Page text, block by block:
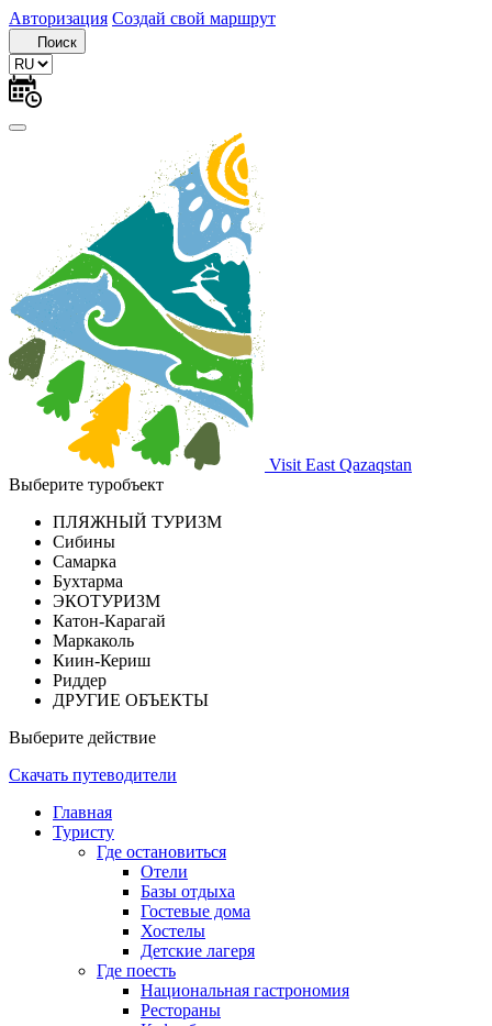
Авторизация Создай свой маршрут
Поиск
Visit East Qazaqstan
Выберите туробъект
ПЛЯЖНЫЙ ТУРИЗМ
Сибины
Самарка
Бухтарма
ЭКОТУРИЗМ
Катон-Карагай
Маркаколь
Киин-Кериш
Риддер
ДРУГИЕ ОБЪЕКТЫ
Выберите действие
Скачать путеводители
Главная
Туристу
Где остановиться
Отели
Базы отдыха
Гостевые дома
Хостелы
Детские лагеря
Где поесть
Национальная гастрономия
Рестораны